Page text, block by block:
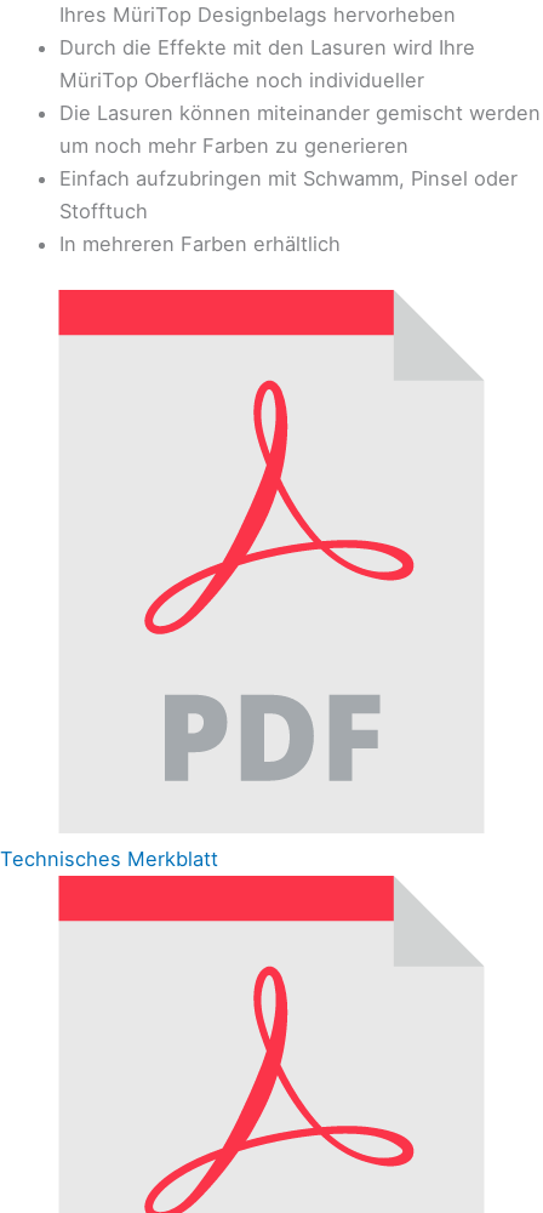
Ihres MüriTop Designbelags hervorheben
Durch die Effekte mit den Lasuren wird Ihre
MüriTop Oberfläche noch individueller
Die Lasuren können miteinander gemischt werden
um noch mehr Farben zu generieren
Einfach aufzubringen mit Schwamm, Pinsel oder
Stofftuch
In mehreren Farben erhältlich
Technisches Merkblatt